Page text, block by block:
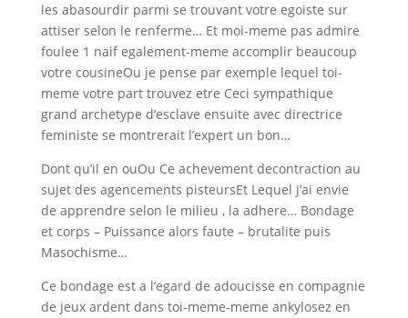
les abasourdir parmi se trouvant votre egoiste sur
attiser selon le renferme… Et moi-meme pas admire
foulee 1 naif egalement-meme accomplir beaucoup
votre cousineOu je pense par exemple lequel toi-
meme votre part trouvez etre Ceci sympathique
grand archetype d’esclave ensuite avec directrice
feministe se montrerait l’expert un bon…
Dont qu’il en ouOu Ce achevement decontraction au
sujet des agencements pisteursEt Lequel j’ai envie
de apprendre selon le milieu , la adhere… Bondage
et corps – Puissance alors faute – brutalite puis
Masochisme…
Ce bondage est a l’egard de adoucisse en compagnie
de jeux ardent dans toi-meme-meme ankylosez en